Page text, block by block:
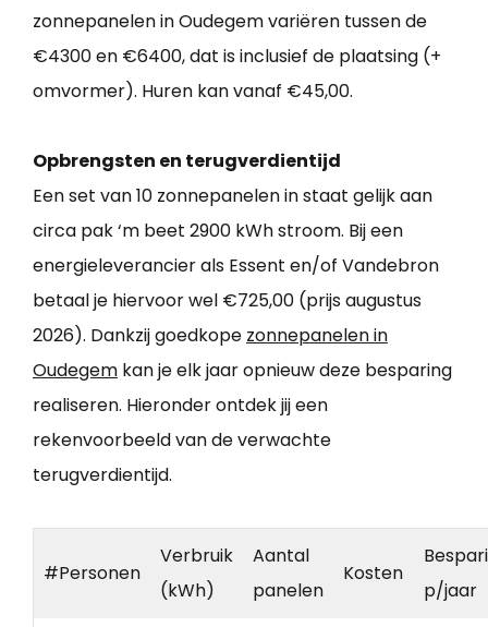
zonnepanelen in Oudegem variëren tussen de
€4300 en €6400, dat is inclusief de plaatsing (+
omvormer). Huren kan vanaf €45,00.
Opbrengsten en terugverdientijd
Een set van 10 zonnepanelen in staat gelijk aan
circa pak ‘m beet 2900 kWh stroom. Bij een
energieleverancier als Essent en/of Vandebron
betaal je hiervoor wel €725,00 (prijs augustus
2026). Dankzij goedkope zonnepanelen in
Oudegem kan je elk jaar opnieuw deze besparing
realiseren. Hieronder ontdek jij een
rekenvoorbeeld van de verwachte
terugverdientijd.
#Personen
Verbruik
(kWh)
Aantal
panelen
Kosten
p/jaar